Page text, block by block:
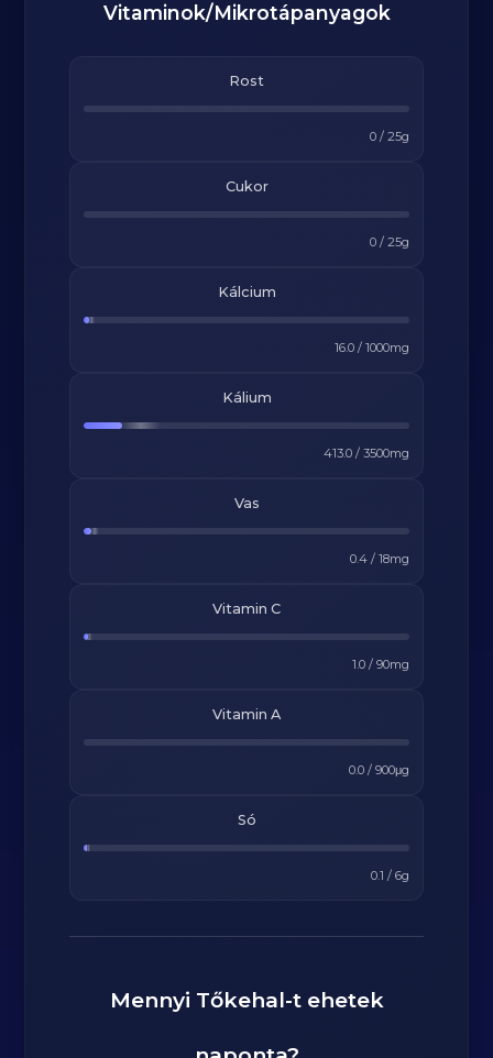
Vitaminok/Mikrotápanyagok
Rost
0/ 25g
Cukor
0/ 25g
Kálcium
16.0/ 1000mg
Kálium
413.0/ 3500mg
Vas
0.4/ 18mg
Vitamin C
1.0/ 90mg
Vitamin A
0.0/ 900μg
Só
0.1 / 6g
Mennyi Tőkehal-t ehetek